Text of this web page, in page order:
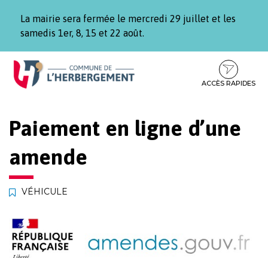
La mairie sera fermée le mercredi 29 juillet et les
samedis 1er, 8, 15 et 22 août.
Aller
Aller
contenu
Aller
pied
ACCÈS RAPIDES
Paiement en ligne d’une
amende
VÉHICULE